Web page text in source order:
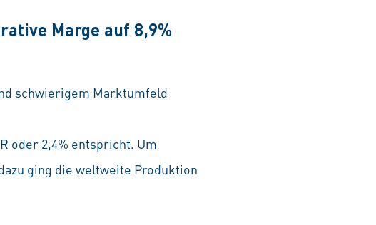
Marge auf 8,9%
schwierigem Marktumfeld
oder 2,4% entspricht. Um
ging die weltweite Produktion